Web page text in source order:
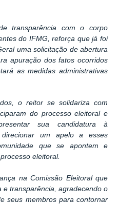
transparência com o corpo
do IFMG, reforça que já foi
uma solicitação de abertura
apuração dos fatos ocorridos
as medidas administrativas
o reitor se solidariza com
do processo eleitoral e
sua candidatura à
direcionar um apelo a esses
que se apontem e
eleitoral.
na Comissão Eleitoral que
e transparência, agradecendo o
seus membros para contornar